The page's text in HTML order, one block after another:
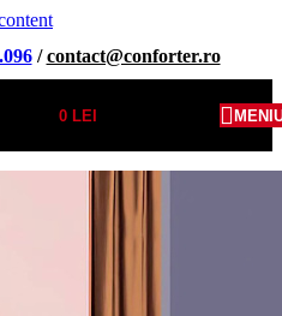
/contact@conforter.ro
0LEI